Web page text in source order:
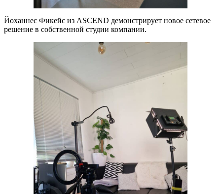
Йоханнес Фикейс из ASCEND демонстрирует новое сетевое
решение в собственной студии компании.